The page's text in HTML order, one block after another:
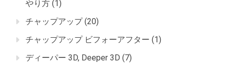
やり方 (1)
チャップアップ(20)
チャップアップ ビフォーアフター (1)
ディーパー 3D, Deeper 3D (7)